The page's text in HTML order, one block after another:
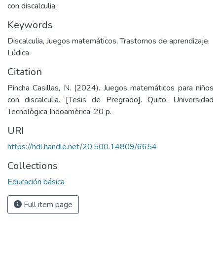
con discalculia.
Keywords
Discalculia, Juegos matemáticos,Trastornos de aprendizaje,
Lúdica
Citation
Pincha Casillas, N. (2024). Juegos matemáticos para niños
con discalculia. [Tesis de Pregrado]. Quito: Universidad
Tecnològica Indoamèrica. 20 p.
URI
https://hdl.handle.net/20.500.14809/6654
Collections
Educación básica
Full item page